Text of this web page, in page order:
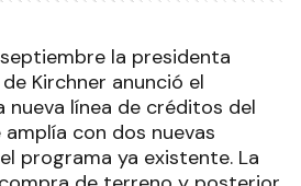
la presidenta
Kirchner anunció el
nueva línea de créditos del
amplía con dos nuevas
programa ya existente. La